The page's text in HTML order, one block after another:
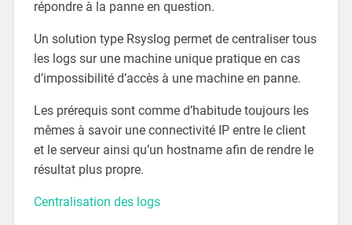
répondre à la panne en question.
Un solution type Rsyslog permet de centraliser tous
les logs sur une machine unique pratique en cas
d’impossibilité d’accès à une machine en panne.
Les prérequis sont comme d’habitude toujours les
mêmes à savoir une connectivité IP entre le client
et le serveur ainsi qu’un hostname afin de rendre le
résultat plus propre.
Centralisation des logs